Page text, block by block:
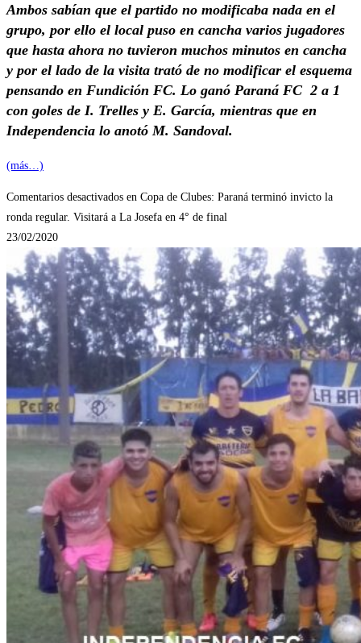
Ambos sabían que el partido no modificaba nada en el
grupo, por ello el local puso en cancha varios jugadores
que hasta ahora no tuvieron muchos minutos en cancha
y por el lado de la visita trató de no modificar el esquema
pensando en Fundición FC. Lo ganó Paraná FC 2 a 1
con goles de I. Trelles y E. García, mientras que en
Independencia lo anotó M. Sandoval.
(más…)
Comentarios desactivados en Copa de Clubes: Paraná terminó invicto la
ronda regular. Visitará a La Josefa en 4° de final
23/02/2020